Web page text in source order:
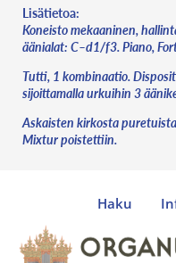
Lisätietoa:
Koneisto mekaaninen,
äänialat: C–d1/f3. Piano,
Tutti, 1 kombinaatio.
sijoittamalla urkuihin 3
Askaisten kirkosta
Mixtur poistettiin.
Haku